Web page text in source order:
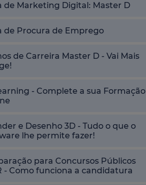
de Marketing Digital: Master D
de Procura de Emprego
de Carreira Master D - Vai Mais
- Complete a sua Formação
e Desenho 3D - Tudo o que o
lhe permite fazer!
para Concursos Públicos
- Como funciona a candidatura